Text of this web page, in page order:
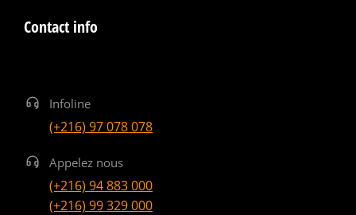
Contact info
Infoline
(+216) 97 078 078
Appelez nous
(+216) 94 883 000
(+216) 99 329 000